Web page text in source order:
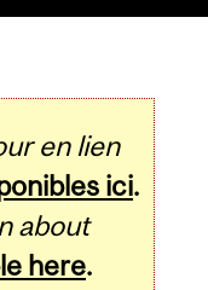
en lien
ici.
about
here.